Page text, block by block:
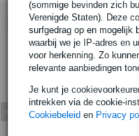
(sommige bevinden zich
Verenigde Staten). Deze
surfgedrag op en mogelijk
waarbij we je IP-adres en
voor herkenning. Zo
relevante aanbiedingen
Je kunt je
intrekken via de cookie-
Cookiebeleid en Privacy
Bekijk ook eens (1)